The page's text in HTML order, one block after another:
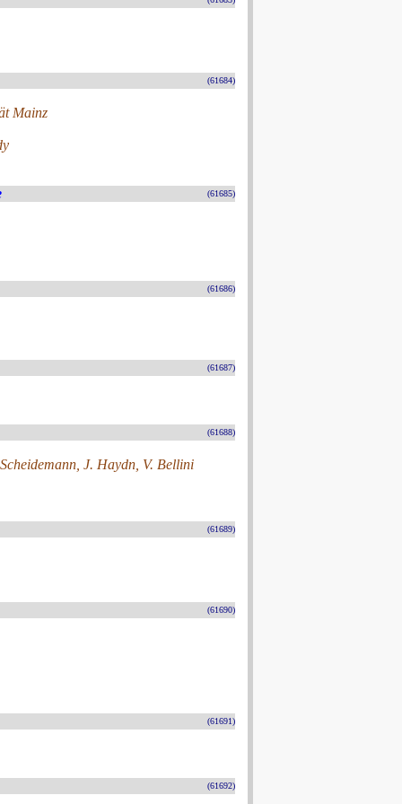
(61684)
Mainz
(61685)
(61686)
(61687)
(61688)
J. Haydn, V. Bellini
(61689)
(61690)
(61691)
(61692)